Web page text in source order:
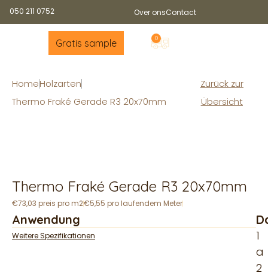
050 211 0752 Over onsContact
Gratis sample 0
HomeHolzarten
Thermo Fraké Gerade R3 20x70mm
Zurück zur
Übersicht
Thermo Fraké Gerade R3 20x70mm
€73,03 preis pro m2€5,55 pro laufendem Meter
Anwendung
Weitere Spezifikationen
1
a
2